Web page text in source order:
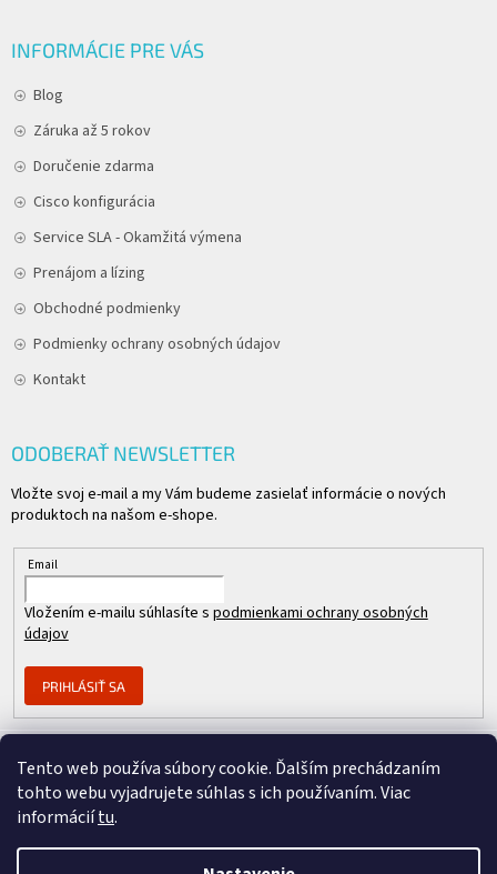
Tento web používa súbory cookie. Ďalším prechádzaním
tohto webu vyjadrujete súhlas s ich používaním. Viac
informáciítu.
INFORMÁCIE PRE VÁS
Blog
Záruka až 5 rokov
Doručenie zdarma
Cisco konfigurácia
Service SLA - Okamžitá výmena
Prenájom a lízing
Obchodné podmienky
Podmienky ochrany osobných údajov
Kontakt
ODOBERAŤ NEWSLETTER
Vložte svoj e-mail a my Vám budeme zasielať informácie o nových
produktoch na našom e-shope.
Email
Vložením e-mailu súhlasíte s podmienkami ochrany osobných
údajov
PRIHLÁSIŤ SA
Člen skupiny